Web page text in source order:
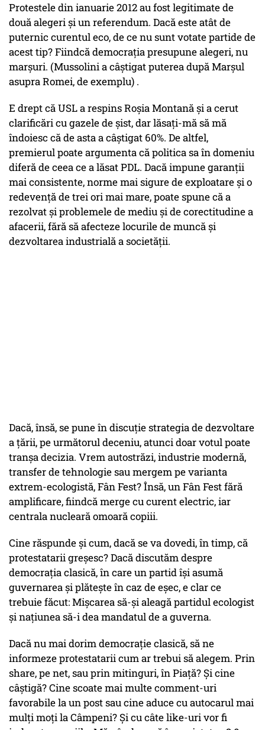
Protestele din ianuarie 2012 au fost legitimate de
două alegeri și un referendum. Dacă este atât de
puternic curentul eco, de ce nu sunt votate partide de
acest tip? Fiindcă democrația presupune alegeri, nu
marșuri. (Mussolini a câștigat puterea după Marșul
asupra Romei, de exemplu) .
E drept că USL a respins Roșia Montană și a cerut
clarificări cu gazele de șist, dar lăsați-mă să mă
îndoiesc că de asta a câștigat 60%. De altfel,
premierul poate argumenta că politica sa în domeniu
diferă de ceea ce a lăsat PDL. Dacă impune garanții
mai consistente, norme mai sigure de exploatare și o
redevență de trei ori mai mare, poate spune că a
rezolvat și problemele de mediu și de corectitudine a
afacerii, fără să afecteze locurile de muncă și
dezvoltarea industrială a societății.
Dacă, însă, se pune în discuție strategia de dezvoltare
a țării, pe următorul deceniu, atunci doar votul poate
tranșa decizia. Vrem autostrăzi, industrie modernă,
transfer de tehnologie sau mergem pe varianta
extrem-ecologistă, Fân Fest? Însă, un Fân Fest fără
amplificare, fiindcă merge cu curent electric, iar
centrala nucleară omoară copiii.
Cine răspunde și cum, dacă se va dovedi, în timp, că
protestatarii greșesc? Dacă discutăm despre
democrația clasică, în care un partid își asumă
guvernarea și plătește în caz de eșec, e clar ce
trebuie făcut: Mișcarea să-și aleagă partidul ecologist
și națiunea să-i dea mandatul de a guverna.
Dacă nu mai dorim democrație clasică, să ne
informeze protestatarii cum ar trebui să alegem. Prin
share, pe net, sau prin mitinguri, în Piață? Și cine
câștigă? Cine scoate mai multe comment-uri
favorabile la un post sau cine aduce cu autocarul mai
mulți moți la Câmpeni? Și cu câte like-uri vor fi